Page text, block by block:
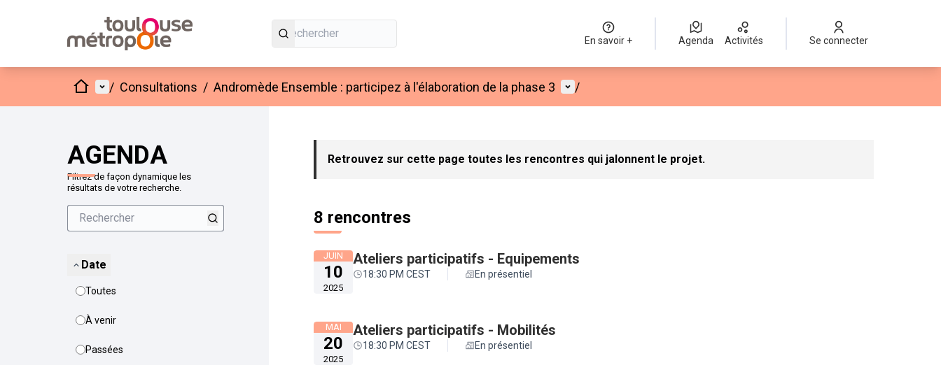
En savoir + Agenda Activités Se connecter
AccueilMenu principal
/ Consultations / Andromède Ensemble : participez à l'élaboration de la phase 3 Menu utilisateur
/
AGENDA
Filtrez de façon dynamique les
résultats de votre recherche.
Date
Toutes
À venir
Passées
Passer la carte
Retrouvez sur cette page toutes les rencontres qui jalonnent le projet.
8 rencontres
JUIN
10
2025
Ateliers participatifs - Equipements
18:30 PM CEST En présentiel
MAI
20
2025
Ateliers participatifs - Mobilités
18:30 PM CEST En présentiel